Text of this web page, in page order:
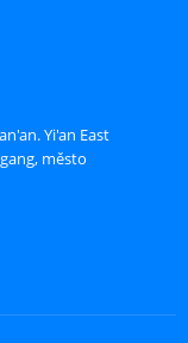
Yi'an East
město